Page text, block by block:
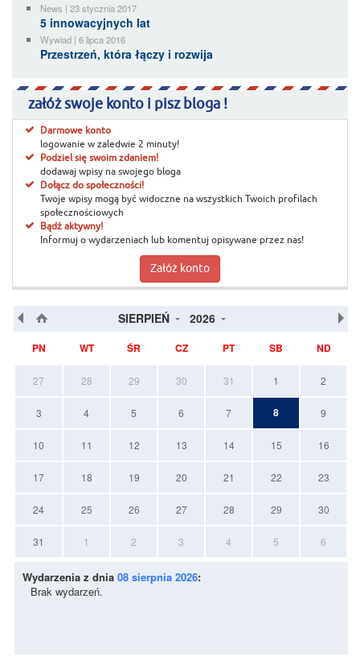
News | 23 stycznia 2017
5 innowacyjnych lat
Wywiad | 6 lipca 2016
Przestrzeń, która łączy i rozwija
załóż swoje konto i pisz bloga !
Darmowe konto
logowanie w zaledwie 2 minuty!
Podziel się swoim zdaniem!
dodawaj wpisy na swojego bloga
Dołącz do społeczności!
Twoje wpisy mogą być widoczne na wszystkich Twoich profilach
społecznościowych
Bądź aktywny!
Informuj o wydarzeniach lub komentuj opisywane przez nas!
Załóż konto
SIERPIEŃ 2026
PN WT ŚR CZ PT SB ND
27 28 29 30 31 1 2
3 4 5 6 7 8 9
10 11 12 13 14 15 16
17 18 19 20 21 22 23
24 25 26 27 28 29 30
31 1 2 3 4 5 6
Wydarzenia z dnia 08 sierpnia 2026:
Brak wydarzeń.